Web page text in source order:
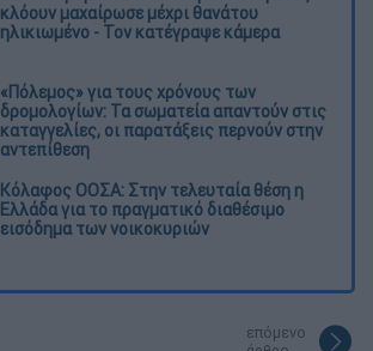
κλόουν μαχαίρωσε μέχρι θανάτου
ηλικιωμένο - Τον κατέγραψε κάμερα
«Πόλεμος» για τους χρόνους των
δρομολογίων: Τα σωματεία απαντούν στις
καταγγελίες, οι παρατάξεις περνούν στην
αντεπίθεση
Κόλαφος ΟΟΣΑ: Στην τελευταία θέση η
Ελλάδα για το πραγματικό διαθέσιμο
εισόδημα των νοικοκυριών
επόμενο